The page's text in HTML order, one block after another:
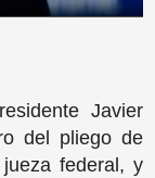
Javier
del pliego de
federal, y